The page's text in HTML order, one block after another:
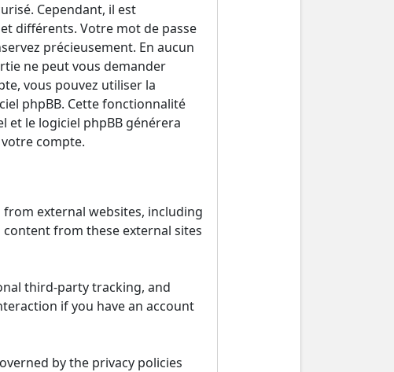
Cependant, il est
différents. Votre mot de passe
précieusement. En aucun
ne peut vous demander
vous pouvez utiliser la
phpBB. Cette fonctionnalité
et le logiciel phpBB générera
compte.
external websites, including
from these external sites
third-party tracking, and
if you have an account
by the privacy policies